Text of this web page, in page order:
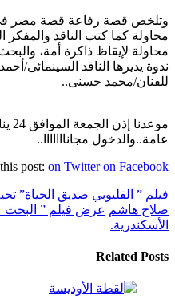
وتلخص قصة رفاعة قصة مصر في
محاولة كما كتب الناقد
محاولة لإيقاظ ذاكرة أمة،
ندوة يديرها الناقد السينمائى/
للفنان/محمد حسنى..
عامة..والدخول مجانااااااا..
post: on Twitter on Facebook
فيلم ” القليوبي صديق الحياة”
صلاح هاشم عرض فيلم ” البحث
الأسكندرية.
Related Posts